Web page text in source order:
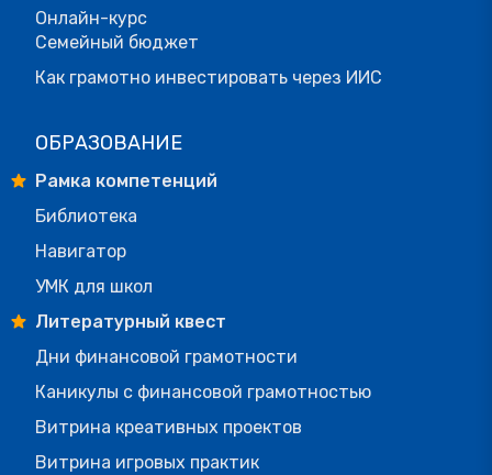
Онлайн-курс
Семейный бюджет
Как грамотно инвестировать через ИИС
ОБРАЗОВАНИЕ
Рамка компетенций
Библиотека
Навигатор
УМК для школ
Литературный квест
Дни финансовой грамотности
Каникулы с финансовой грамотностью
Витрина креативных проектов
Витрина игровых практик